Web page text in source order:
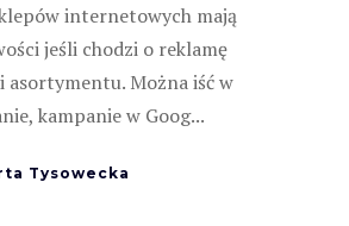
internetowych mają
jeśli chodzi o reklamę
asortymentu. Można iść w
kampanie w Goog...
Tysowecka